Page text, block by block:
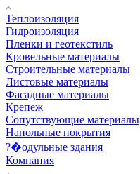
Теплоизоляция
Гидроизоляция
Пленки и геотекстиль
Кровельные материалы
Строительные материалы
Листовые материалы
Фасадные материалы
Крепеж
Сопутствующие материалы
Напольные покрытия
?�одульные здания
Компания